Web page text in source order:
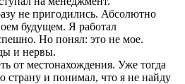
не пригодились. Абсолютно
будущем. Я работал
Но понял: это не мое.
и нервы.
от местонахождения. Уже тогда
страну и понимал, что я не найду